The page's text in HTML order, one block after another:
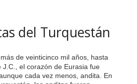
del Turquestán
de veinticinco mil años, hasta
el corazón de Eurasia fue
cada vez menos, andita. En